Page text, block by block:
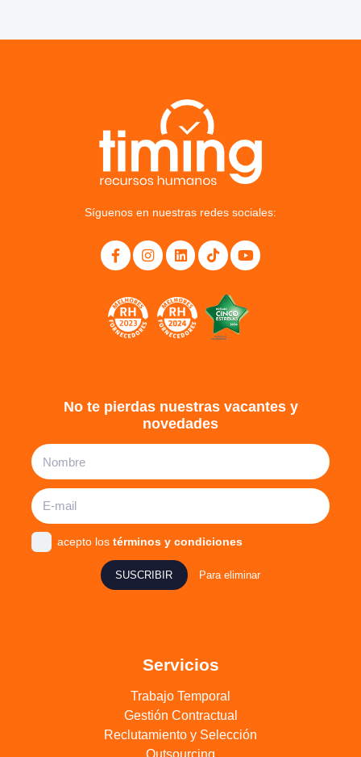
Síguenos en nuestras redes sociales:
Servicios
Trabajo Temporal
Gestión Contractual
Reclutamiento y Selección
Outsourcing
No te pierdas nuestras vacantes y
novedades
acepto lostérminos y condiciones
SUSCRIBIR Para eliminar